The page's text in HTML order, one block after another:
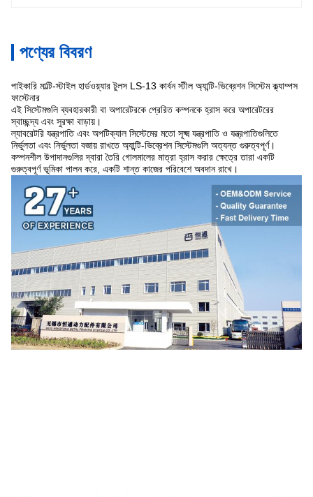
পণ্যের বিবরণ
পাইকারি মাল্টি-স্টাইল হার্ডওয়্যার টুলস LS-13 কার্বন স্টীল অ্যান্টি-ভিব্রেশন সিস্টেম ক্ল্যাম্পস
ফাস্টেনার
এই সিস্টেমগুলি ব্যবহারকারী বা অপারেটরকে প্রেরিত কম্পনকে হ্রাস করে অপারেটরের
স্বাচ্ছন্দ্য এবং সুরক্ষা বাড়ায়।
ল্যাবরেটরি যন্ত্রপাতি এবং অপটিক্যাল সিস্টেমের মতো সূক্ষ্ম যন্ত্রপাতি ও যন্ত্রপাতিগুলিতে
নির্ভুলতা এবং নির্ভুলতা বজায় রাখতে অ্যান্টি-ভিব্রেশন সিস্টেমগুলি অত্যন্ত গুরুত্বপূর্ণ।
কম্পনশীল উপাদানগুলির দ্বারা তৈরি গোলমালের মাত্রা হ্রাস করার ক্ষেত্রে তারা একটি
গুরুত্বপূর্ণ ভূমিকা পালন করে, একটি শান্ত কাজের পরিবেশে অবদান রাখে।